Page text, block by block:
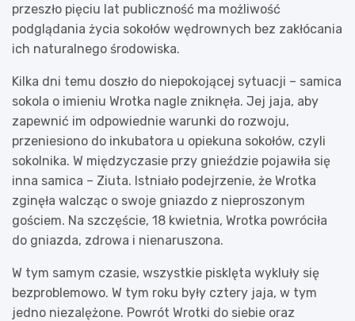
przeszło pięciu lat publiczność ma możliwość
podglądania życia sokołów wędrownych bez zakłócania
ich naturalnego środowiska.
Kilka dni temu doszło do niepokojącej sytuacji – samica
sokola o imieniu Wrotka nagle zniknęła. Jej jaja, aby
zapewnić im odpowiednie warunki do rozwoju,
przeniesiono do inkubatora u opiekuna sokołów, czyli
sokolnika. W międzyczasie przy gnieździe pojawiła się
inna samica – Ziuta. Istniało podejrzenie, że Wrotka
zginęła walcząc o swoje gniazdo z nieproszonym
gościem. Na szczęście, 18 kwietnia, Wrotka powróciła
do gniazda, zdrowa i nienaruszona.
W tym samym czasie, wszystkie pisklęta wykluły się
bezproblemowo. W tym roku były cztery jaja, w tym
jedno niezalężone. Powrót Wrotki do siebie oraz